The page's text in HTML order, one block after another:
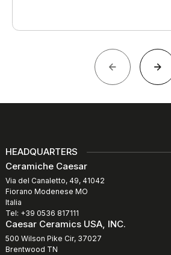
HEADQUARTERS
Ceramiche Caesar
Via del Canaletto, 49, 41042
Fiorano Modenese MO
Italia
Tel: +39 0536 817111
Caesar Ceramics USA, INC.
500 Wilson Pike Cir, 37027
Brentwood TN